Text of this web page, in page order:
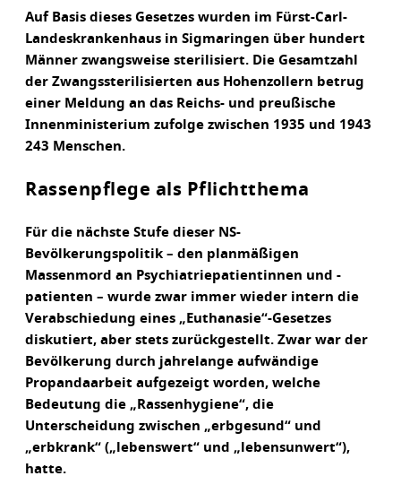
Auf Basis dieses Gesetzes wurden im Fürst-Carl-
Landeskrankenhaus in Sigmaringen über hundert
Männer zwangsweise sterilisiert. Die Gesamtzahl
der Zwangssterilisierten aus Hohenzollern betrug
einer Meldung an das Reichs- und preußische
Innenministerium zufolge zwischen 1935 und 1943
243 Menschen.
Rassenpflege als Pflichtthema
Für die nächste Stufe dieser NS-
Bevölkerungspolitik – den planmäßigen
Massenmord an Psychiatriepatientinnen und -
patienten – wurde zwar immer wieder intern die
Verabschiedung eines „Euthanasie“-Gesetzes
diskutiert, aber stets zurückgestellt. Zwar war der
Bevölkerung durch jahrelange aufwändige
Propandaarbeit aufgezeigt worden, welche
Bedeutung die „Rassenhygiene“, die
Unterscheidung zwischen „erbgesund“ und
„erbkrank“ („lebenswert“ und „lebensunwert“),
hatte.